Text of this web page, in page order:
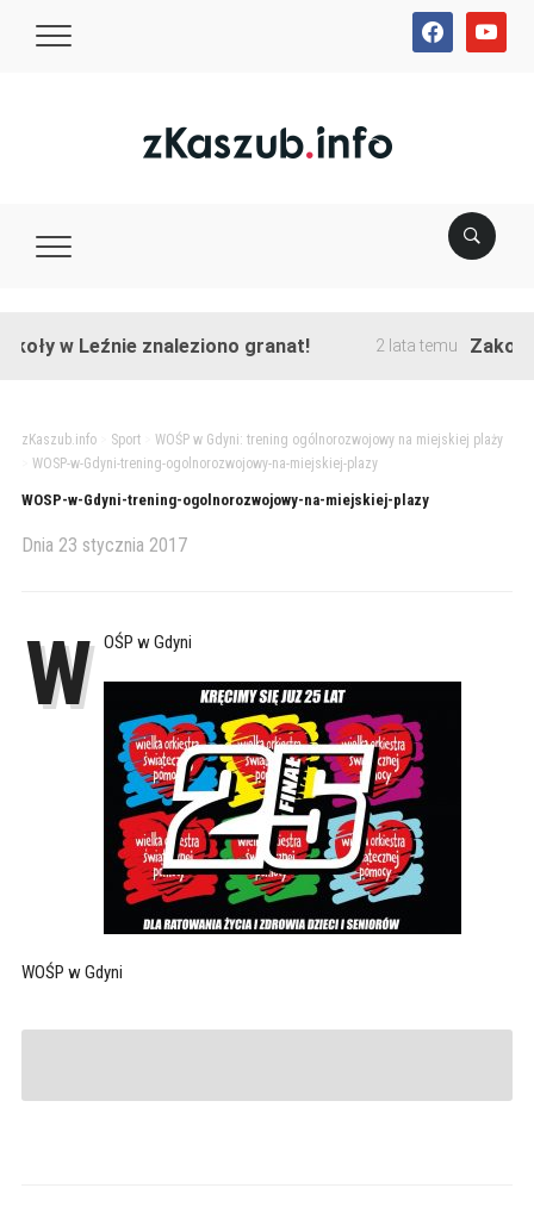
facebookyoutube
w Leźnie znaleziono granat! 2 lata temu
zKaszub.info> Sport> WOŚP w Gdyni: trening ogólnorozwojowy na miejskiej plaży
WOSP-w-Gdyni-trening-ogolnorozwojowy-na-miejskiej-plazy
WOSP-w-Gdyni-trening-ogolnorozwojowy-na-miejskiej-plazy
Dnia 23 stycznia 2017
W OŚP w Gdyni
WOŚP w Gdyni